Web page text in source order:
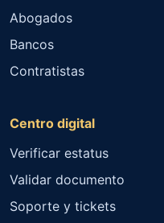
Abogados
Bancos
Contratistas
Centro digital
Verificar estatus
Validar documento
Soporte y tickets